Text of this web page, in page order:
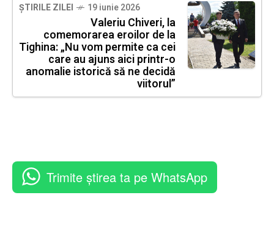
ȘTIRILE ZILEI 19 iunie 2026
Valeriu Chiveri, la
comemorarea eroilor de la
Tighina: „Nu vom permite ca cei
care au ajuns aici printr-o
anomalie istorică să ne decidă
viitorul”
Trimite știrea ta pe WhatsApp